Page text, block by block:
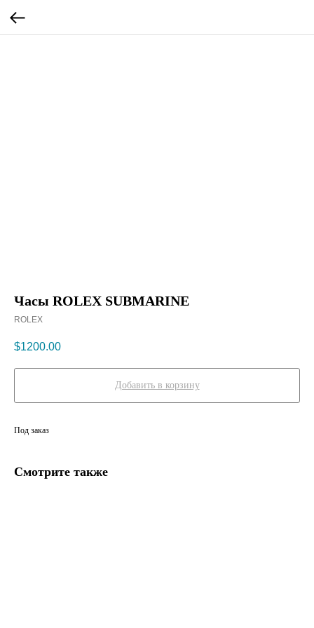
Часы ROLEX SUBMARINE
ROLEX
$1200.00
Добавить в корзину
Под заказ
Смотрите также